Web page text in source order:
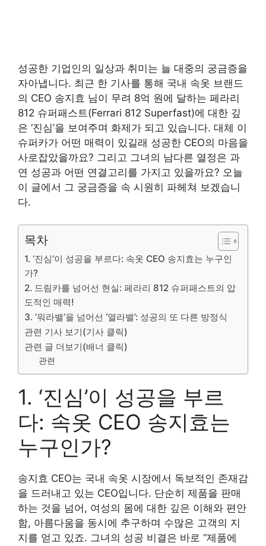
성공한 기업인의 일상과 취미는 늘 대중의 궁금증을
자아냅니다. 최근 한 기사를 통해 국내 속옷 브랜드
의 CEO 송지효 님이 무려 8억 원에 달하는 페라리
812 슈퍼패스트(Ferrari 812 Superfast)에 대한 깊
은 ‘진심’을 보여주며 화제가 되고 있습니다. 대체 이
슈퍼카가 어떤 매력이 있길래 성공한 CEO의 마음을
사로잡았을까요? 그리고 그녀의 남다른 열정은 과
연 성공과 어떤 연결고리를 가지고 있을까요? 오늘
이 글에서 그 궁금증을 속 시원히 파헤쳐 보겠습니
다.
목차
1. ‘진심’이 성공을 부르다: 속옷 CEO 송지효는 누구인
가?
2. 드림카를 넘어선 현실: 페라리 812 슈퍼패스트의 압
도적인 매력!
3. ‘워라밸’을 넘어선 ‘열라밸’: 성공의 또 다른 방정식
관련 기사 보기(기사 클릭)
관련 글 더보기(배너 클릭)
관련
1. ‘진심’이 성공을 부르
다: 속옷 CEO 송지효는
누구인가?
송지효 CEO는 국내 속옷 시장에서 독보적인 존재감
을 드러내고 있는 CEO입니다. 단순히 제품을 판매
하는 것을 넘어, 여성의 몸에 대한 깊은 이해와 편안
함, 아름다움을 동시에 추구하며 수많은 고객의 지
지를 얻고 있죠. 그녀의 성공 비결은 바로 “제품에